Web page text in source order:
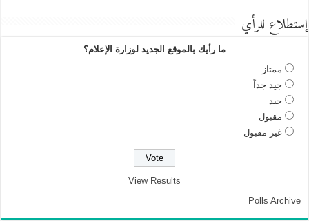
إستطلاع للرأي
ما رأيك بالموقع الجديد لوزارة الإعلام؟
ممتاز
جيد جداً
جيد
مقبول
غير مقبول
View Results
Polls Archive